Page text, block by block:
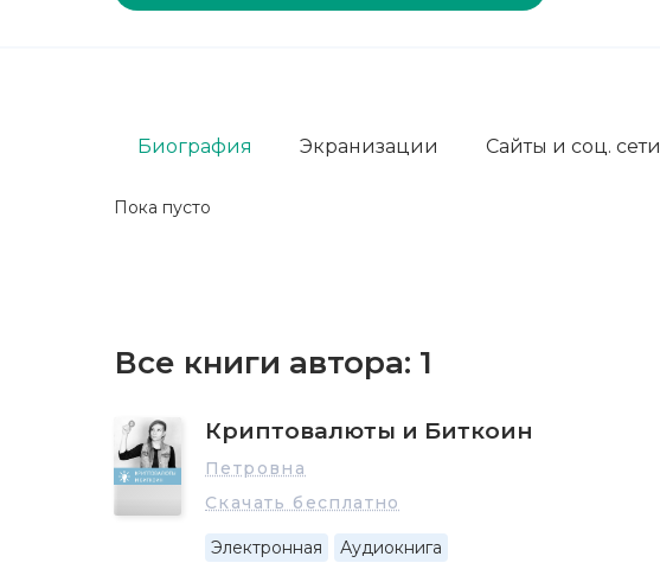
Пока пусто
Биография Экранизации Сайты и соц. сети
Все книги автора: 1
Криптовалюты и Биткоин
Петровна
Скачать бесплатно
Электронная Аудиокнига